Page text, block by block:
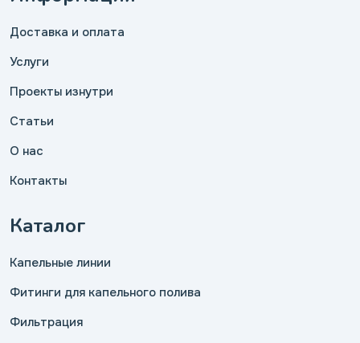
Доставка и оплата
Услуги
Проекты изнутри
Статьи
О нас
Контакты
Каталог
Капельные линии
Фитинги для капельного полива
Фильтрация